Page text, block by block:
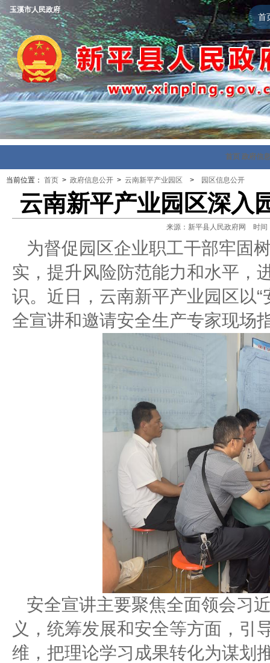
首
玉溪市人民政府
首页 政府信
当前位置： 首页 > 政府信息公开 > 云南新平产业园区 > 园区信息公开
云南新平产业园区深入
来源：新平县人民政府网 时
为督促园区企业职工干部牢固
实，提升风险防范能力和水平，
识。近日，云南新平产业园区以
全宣讲和邀请安全生产专家现场
安全宣讲主要聚焦全面领会习
义，统筹发展和安全等方面，引
维，把理论学习成果转化为谋划